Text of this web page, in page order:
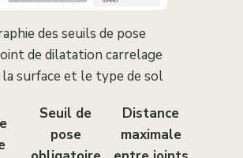
des seuils de pose
de dilatation carrelage
surface et le type de sol
Seuil de
pose
Distance
maximale